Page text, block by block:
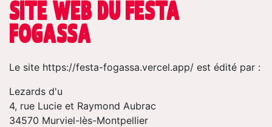
SITE WEB DU FESTA
FOGASSA
Le site https://festa-fogassa.vercel.app/ est édité par :
Lezards d'u
4, rue Lucie et Raymond Aubrac
34570 Murviel-lès-Montpellier